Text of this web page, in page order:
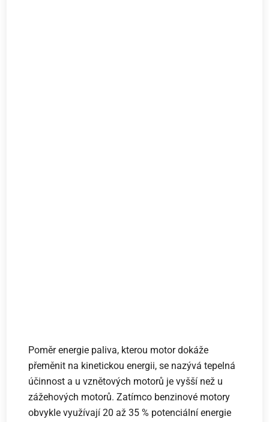
Poměr energie paliva, kterou motor dokáže
přeměnit na kinetickou energii, se nazývá tepelná
účinnost a u vznětových motorů je vyšší než u
zážehových motorů. Zatímco benzinové motory
obvykle využívají 20 až 35 % potenciální energie